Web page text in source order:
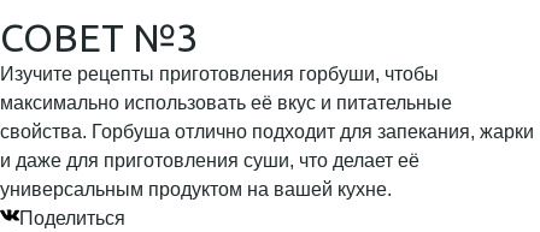
СОВЕТ №3
Изучите рецепты приготовления горбуши, чтобы
максимально использовать её вкус и питательные
свойства. Горбуша отлично подходит для запекания, жарки
и даже для приготовления суши, что делает её
универсальным продуктом на вашей кухне.
Поделиться